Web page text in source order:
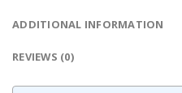
ADDITIONAL INFORMATION
REVIEWS (0)